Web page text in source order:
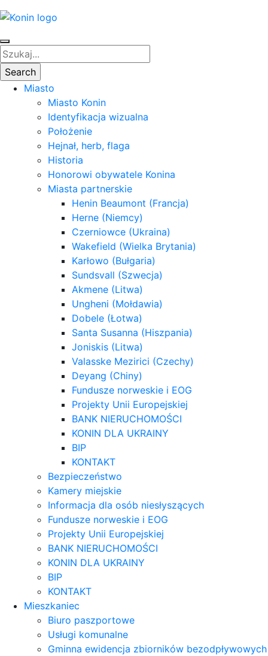
Miasto
Miasto Konin
Identyfikacja wizualna
Położenie
Hejnał, herb, flaga
Historia
Honorowi obywatele Konina
Miasta partnerskie
Henin Beaumont (Francja)
Herne (Niemcy)
Czerniowce (Ukraina)
Wakefield (Wielka Brytania)
Karłowo (Bułgaria)
Sundsvall (Szwecja)
Akmene (Litwa)
Ungheni (Mołdawia)
Dobele (Łotwa)
Santa Susanna (Hiszpania)
Joniskis (Litwa)
Valasske Mezirici (Czechy)
Deyang (Chiny)
Fundusze norweskie i EOG
Projekty Unii Europejskiej
BANK NIERUCHOMOŚCI
KONIN DLA UKRAINY
BIP
KONTAKT
Bezpieczeństwo
Kamery miejskie
Informacja dla osób niesłyszących
Fundusze norweskie i EOG
Projekty Unii Europejskiej
BANK NIERUCHOMOŚCI
KONIN DLA UKRAINY
BIP
KONTAKT
Mieszkaniec
Biuro paszportowe
Usługi komunalne
Gminna ewidencja zbiorników bezodpływowych